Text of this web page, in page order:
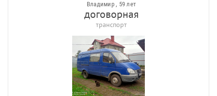
Владимир , 59 лет
договорная
транспорт